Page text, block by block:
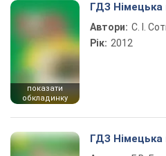
показати
обкладинку
ГДЗ Німецька
Автори: С. І.
Рік: 2012
ГДЗ Німецька